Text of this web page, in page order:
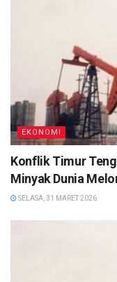
EKONOMI
Konflik Timur
Minyak Dunia
SELASA, 31 MARET 2026